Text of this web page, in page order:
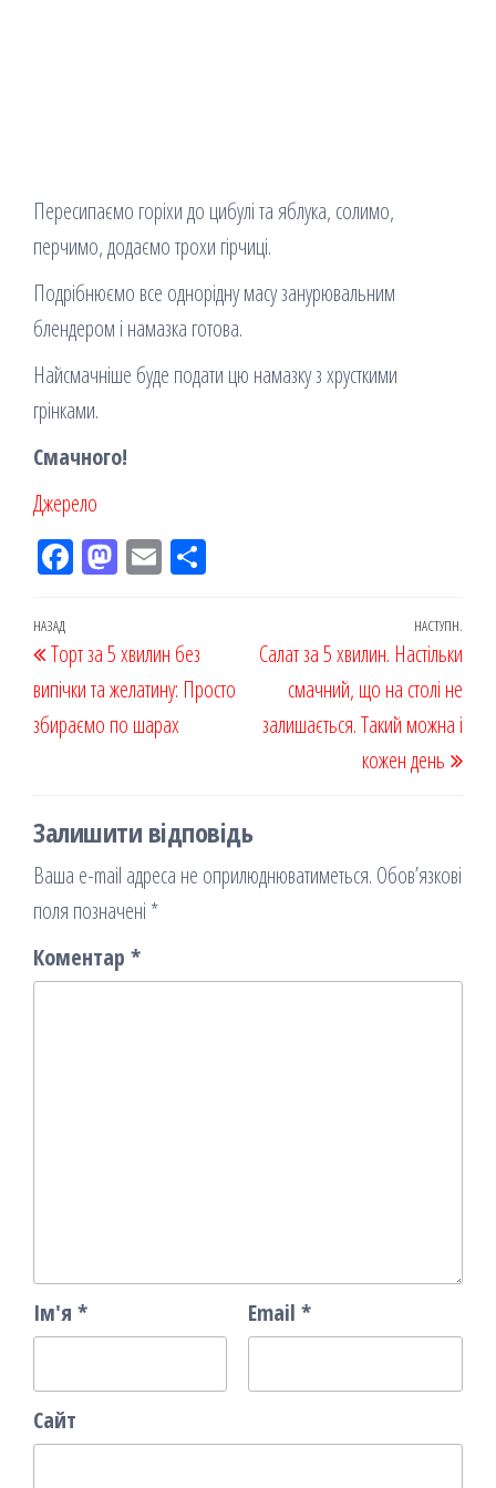
Пересипаємо горіхи до цибулі та яблука, солимо,
перчимо, додаємо трохи гірчиці.
Подрібнюємо все однорідну масу занурювальним
блендером і намазка готова.
Найсмачніше буде подати цю намазку з хрусткими
грінками.
Смачного!
Джерело
Fac
k
M
on
Em
я
Навігація
записів
Попередній
запис
НАЗАД
Торт за 5 хвилин без
випічки та желатину: Просто
збираємо по шарах
НАСТУПН.
Салат за 5 хвилин. Настільки
смачний, що на столі не
залишається. Такий можна і
кожен день
Залишити відповідь
Ваша e-mail адреса не оприлюднюватиметься. Обов’язкові
поля позначені *
Коментар *
Ім'я * Email *
Сайт